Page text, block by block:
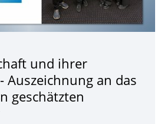
und ihrer
Auszeichnung an das
geschätzten